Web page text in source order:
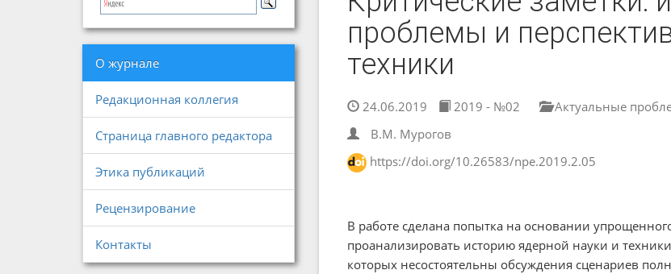
О журнале
Редакционная коллегия
Страница главного редактора
Этика публикаций
Рецензирование
Контакты
проблемы и
техники
24.06.2019 2019 - №02
Актуальные
В.М. Мурогов
https://doi.org/10.26583/npe.2019.2.05
В работе сделана попытка на основании
проанализировать историю ядерной науки и
которых несостоятельны обсуждения сценариев